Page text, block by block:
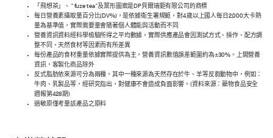
「飛想茶」、 “ fuze tea ”及葉形圖案是DP貝爾瑞鉅有限公司的商標
每日營養素攝取量百分比(DV%)，是依據衛生署規範，對4歲以上國人每日2,000大卡熱
量為基準值，實際需要量會隨著個人體能與活動而不同
營養資訊資料經科學檢驗所得之平均數據，實際供應產品會因測試方式、操作、配方調
整不同、天然食材等因素而有所差異
每份產品的食材重量依據實際提供為主，營養資訊數值誤差範圍約為±30%。上開營養
資訊，客製化商品除外
反式脂肪依來源可分為兩種，其中一種來源為天然存在於牛、羊等反芻動物中，例如：
牛肉、乳製品等，經研究指出，對健康不會造成負面影響。(資料來源：藥物食品安全
週報第428期)
過敏原僅考量該產品之原料